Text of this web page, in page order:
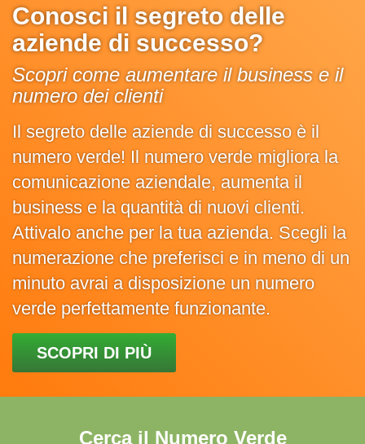
Conosci il segreto delle
aziende di successo?
Scopri come aumentare il business e il
numero dei clienti
Il segreto delle aziende di successo è il
numero verde! Il numero verde migliora la
comunicazione aziendale, aumenta il
business e la quantità di nuovi clienti.
Attivalo anche per la tua azienda. Scegli la
numerazione che preferisci e in meno di un
minuto avrai a disposizione un numero
verde perfettamente funzionante.
SCOPRI DI PIÙ
Cerca il Numero Verde